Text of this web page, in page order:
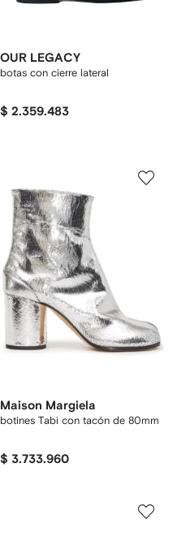
OUR LEGACY
botas con cierre lateral
$ 2.359.483
Maison Margiela
botines Tabi con tacón de 80mm
$ 3.733.960